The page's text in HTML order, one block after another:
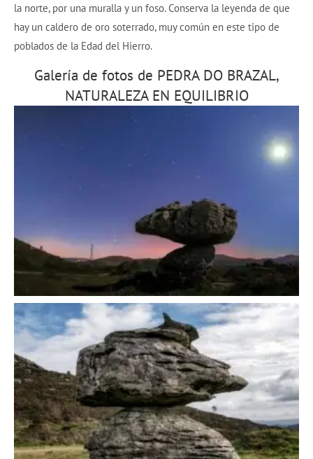
la norte, por una muralla y un foso. Conserva la leyenda de que
hay un caldero de oro soterrado, muy común en este tipo de
poblados de la Edad del Hierro.
Galería de fotos de PEDRA DO BRAZAL,
NATURALEZA EN EQUILIBRIO